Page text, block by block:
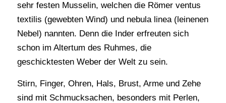
sehr festen Musselin, welchen die Römer ventus
textilis (gewebten Wind) und nebula linea (leinenen
Nebel) nannten. Denn die Inder erfreuten sich
schon im Altertum des Ruhmes, die
geschicktesten Weber der Welt zu sein.
Stirn, Finger, Ohren, Hals, Brust, Arme und Zehe
sind mit Schmucksachen, besonders mit Perlen,